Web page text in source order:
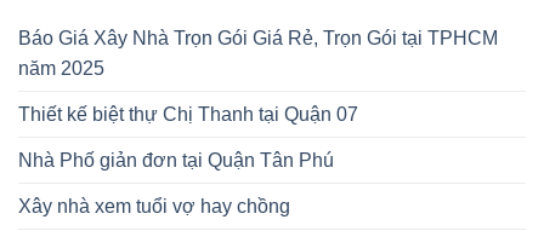
Báo Giá Xây Nhà Trọn Gói Giá Rẻ, Trọn Gói tại TPHCM
năm 2025
Thiết kế biệt thự Chị Thanh tại Quận 07
Nhà Phố giản đơn tại Quận Tân Phú
Xây nhà xem tuổi vợ hay chồng